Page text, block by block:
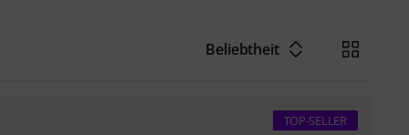
Beliebtheit
TOP-SELLER